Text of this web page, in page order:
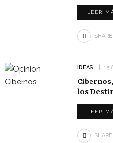
LEER
SHARE
IDEAS 15
los
LEER
SHARE